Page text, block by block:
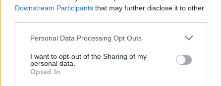
Downstream Participants that may further disclose it to other
Personal Data Processing Opt Outs
I want to opt-out of the Sharing of my
personal data.
Opted In
ΠΟΛΙΤΙΚΗ
Οι 7 προτεραιότητες για την ενίσχυση της
βιομηχανίας – Ενεργειακή στήριξη 700 εκατ.
Ένα ολοκληρωμένο σχέδιο για την ενίσχυση της ελληνικής
βιομηχανίας παρουσίασε στην Κυβερνητική Επιτροπή Βιομηχανίας
ο υπουργός Ανάπτυξης, Τάκης Θεοδωρικάκος. Το σχέδιο